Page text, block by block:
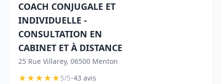
COACH CONJUGALE ET
INDIVIDUELLE -
CONSULTATION EN
CABINET ET À DISTANCE
25 Rue Villarey, 06500 Menton
★★★★★5/5•43 avis